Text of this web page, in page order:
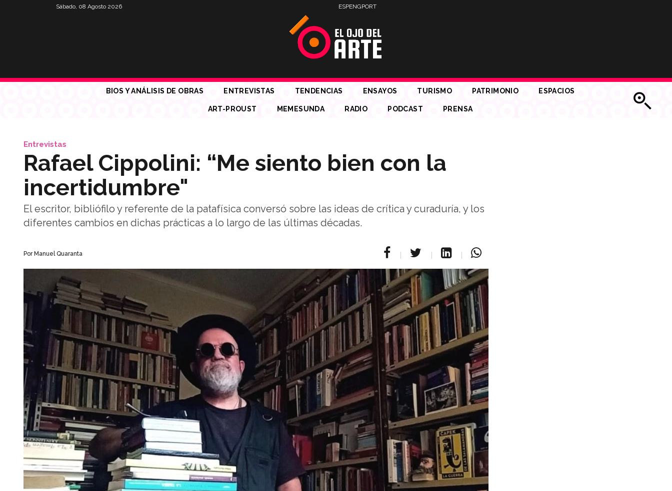
Sábado, 08 Agosto 2026 ESPENGPORT
BIOS Y ANÁLISIS DE OBRAS ENTREVISTAS TENDENCIAS ENSAYOS TURISMO PATRIMONIO ESPACIOS
ART-PROUST MEMESUNDA RADIO PODCAST PRENSA
Entrevistas
Rafael Cippolini: “Me siento bien con la
incertidumbre"
El escritor, bibliófilo y referente de la patafísica conversó sobre las ideas de crítica y curaduría, y los
diferentes cambios en dichas prácticas a lo largo de las últimas décadas.
Por Manuel Quaranta